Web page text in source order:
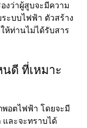
งว่าผู้สูบจะมีความ
ะบบไฟฟ้า ตัวสร้าง
ห้ท่านไม่ได้รับสาร
ดี ที่เหมาะ
พอตไฟฟ้า โดยจะมี
และจะทราบได้